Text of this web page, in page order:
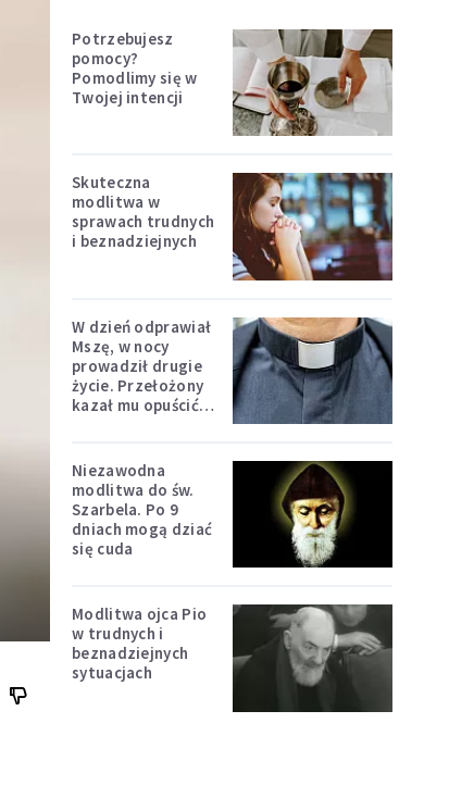
Potrzebujesz
pomocy?
Pomodlimy się w
Twojej intencji
Skuteczna
modlitwa w
sprawach trudnych
i beznadziejnych
W dzień odprawiał
Mszę, w nocy
prowadził drugie
życie. Przełożony
kazał mu opuścić
Niezawodna
modlitwa do św.
Szarbela. Po 9
dniach mogą dziać
się cuda
Modlitwa ojca Pio
w trudnych i
beznadziejnych
sytuacjach